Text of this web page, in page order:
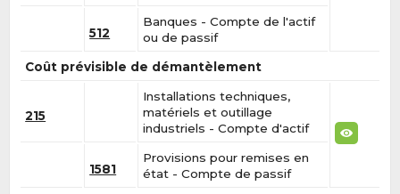
512
Banques - Compte de l'actif
ou de passif
Coût prévisible de démantèlement
215
Installations techniques,
matériels et outillage
industriels - Compte d'actif
1581
Provisions pour remises en
état - Compte de passif